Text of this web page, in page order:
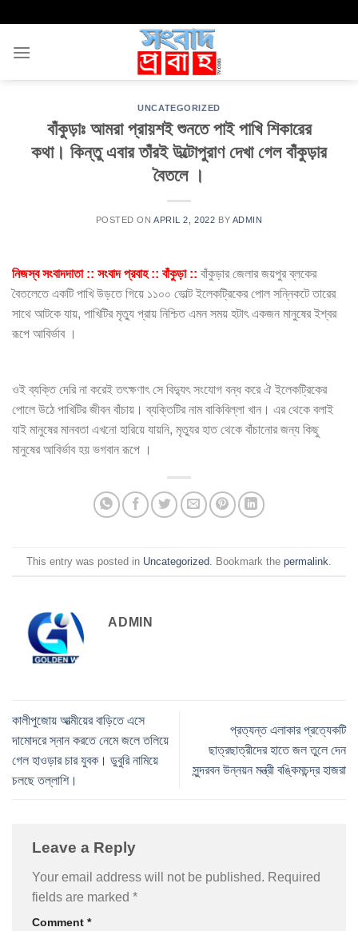
content
UNCATEGORIZED
বাঁকুড়াঃ আমরা প্রায়শই শুনতে পাই পাখি শিকারের
কথা। কিন্তু এবার তাঁরই উল্টোপুরাণ দেখা গেল বাঁকুড়ার
বৈতলে ।
POSTED ONAPRIL 2, 2022 BY ADMIN
নিজস্ব সংবাদদাতা :: সংবাদ প্রবাহ :: বাঁকুড়া :: বাঁকুড়ার জেলার জয়পুর ব্লকের
বৈতলেতে একটি পাখি উড়তে গিয়ে ১১০০ ভোল্ট ইলেকট্রিকের পোল সন্নিকটে তারের
সাথে আটকে যায়, পাখিটির মৃত্যু প্রায় নিশ্চিত এমন সময় হটাৎ একজন মানুষের ইশ্বর
রূপে আবির্ভাব ।
ওই ব্যক্তি দেরি না করেই তৎক্ষণাৎ সে বিদ্যুৎ সংযোগ বন্ধ করে ঐ ইলেকট্রিকের
পোলে উঠে পাখিটির জীবন বাঁচায়। ব্যক্তিটির নাম বাকিবিল্লা খান। এর থেকে বলাই
যাই মানুষের মানবতা এখনো হারিয়ে যায়নি, মৃত্যুর হাত থেকে বাঁচানোর জন্য কিছু
মানুষের আবির্ভাব হয় ভগবান রূপে ।
This entry was posted in Uncategorized . Bookmark the permalink
ADMIN
কালীপুজোয় আত্মীয়ের বাড়িতে এসে
দামোদরে স্নান করতে নেমে জলে তলিয়ে
গেল হাওড়ার চার যুবক। ডুবুরি নামিয়ে
চলছে তল্লাশি।
প্রত্যন্ত এলাকার প্রত্যেকটি
ছাত্রছাত্রীদের হাতে জল তুলে দেন
সুন্দরবন উন্নয়ন মন্ত্রী বঙ্কিমচন্দ্র হাজরা
Leave a Reply
Your email address will not be published. Required
fields are marked *
Comment *